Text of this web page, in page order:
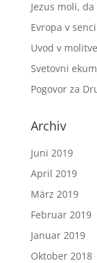
Jezus moli,
Evropa v
Uvod v
Svetovni
Pogovor za
Archiv
Juni 2019
April 2019
März 2019
Februar 2019
Januar 2019
Oktober 2018